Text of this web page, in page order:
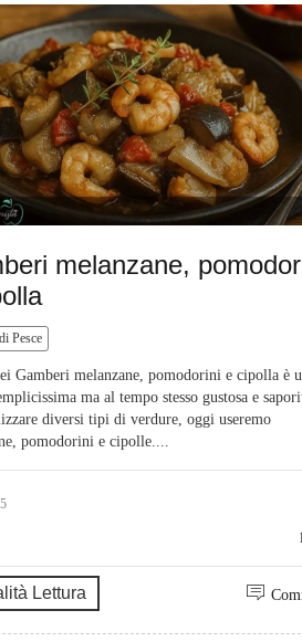
melanzane,
Pesce
Gamberi melanzane, pomodorini e cipolla è
ma al tempo stesso gustosa e
diversi tipi di verdure, oggi useremo
pomodorini e cipolle....
Lettura